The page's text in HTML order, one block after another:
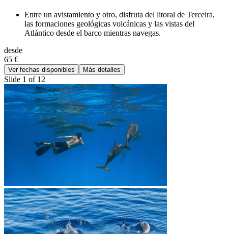
Entre un avistamiento y otro, disfruta del litoral de Terceira,
las formaciones geológicas volcánicas y las vistas del
Atlántico desde el barco mientras navegas.
desde
65 €
Ver fechas disponibles Más detalles
Slide 1 of 12